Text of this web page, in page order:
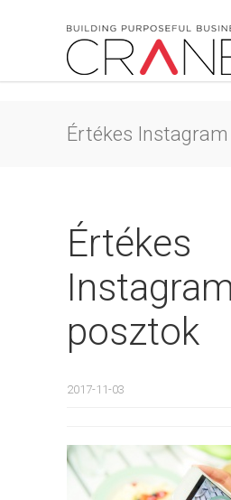
Értékes
Értékes
Instagram
posztok
2017-11-03